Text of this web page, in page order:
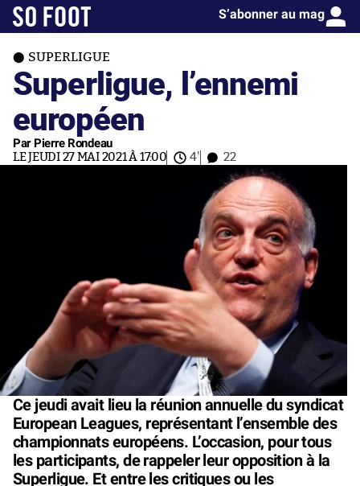
S’abonner au mag
SUPERLIGUE
Superligue, l’ennemi
européen
Par Pierre Rondeau
LE JEUDI 27 MAI 2021 À 17:00 4' 22
Ce jeudi avait lieu la réunion annuelle du syndicat
European Leagues, représentant l’ensemble des
championnats européens. L’occasion, pour tous
les participants, de rappeler leur opposition à la
Superligue. Et entre les critiques ou les